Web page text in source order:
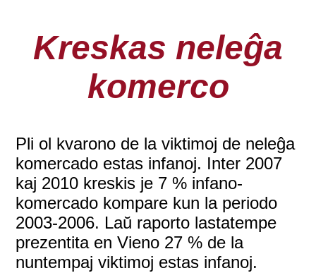
Kreskas neleĝa
komerco
Pli ol kvarono de la viktimoj de neleĝa
komercado estas infanoj. Inter 2007
kaj 2010 kreskis je 7 % infano-
komercado kompare kun la periodo
2003-2006. Laŭ raporto lastatempe
prezentita en Vieno 27 % de la
nuntempaj viktimoj estas infanoj.